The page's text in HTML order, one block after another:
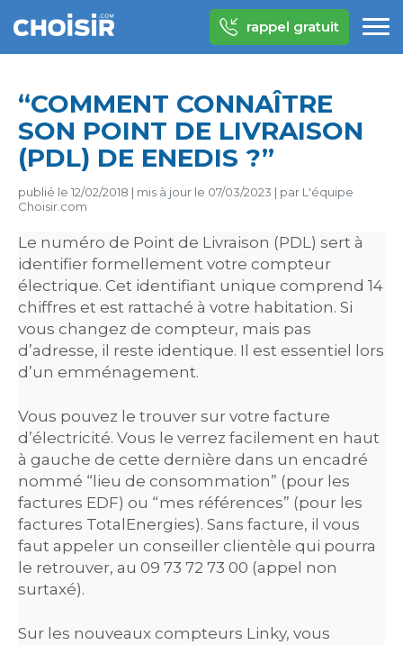
rappel gratuit
“COMMENT CONNAÎTRE
SON POINT DE LIVRAISON
(PDL) DE ENEDIS ?”
publié le 12/02/2018 | mis à jour le 07/03/2023 | par L'équipe
Choisir.com
Le numéro de Point de Livraison (PDL) sert à
identifier formellement votre compteur
électrique. Cet identifiant unique comprend 14
chiffres et est rattaché à votre habitation. Si
vous changez de compteur, mais pas
d’adresse, il reste identique. Il est essentiel lors
d’un emménagement.
Vous pouvez le trouver sur votre facture
d’électricité. Vous le verrez facilement en haut
à gauche de cette dernière dans un encadré
nommé “lieu de consommation” (pour les
factures EDF) ou “mes références” (pour les
factures TotalEnergies). Sans facture, il vous
faut appeler un conseiller clientèle qui pourra
le retrouver, au 09 73 72 73 00 (appel non
surtaxé).
Sur les nouveaux compteurs Linky, vous